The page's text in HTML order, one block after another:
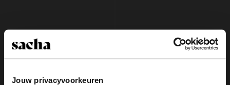
Jouw privacyvoorkeuren